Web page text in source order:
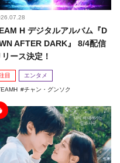
H デジタルアルバム『D
AFTER DARK』 8/4配信
リース決定！
目 エンタメ
チャン・グンソク